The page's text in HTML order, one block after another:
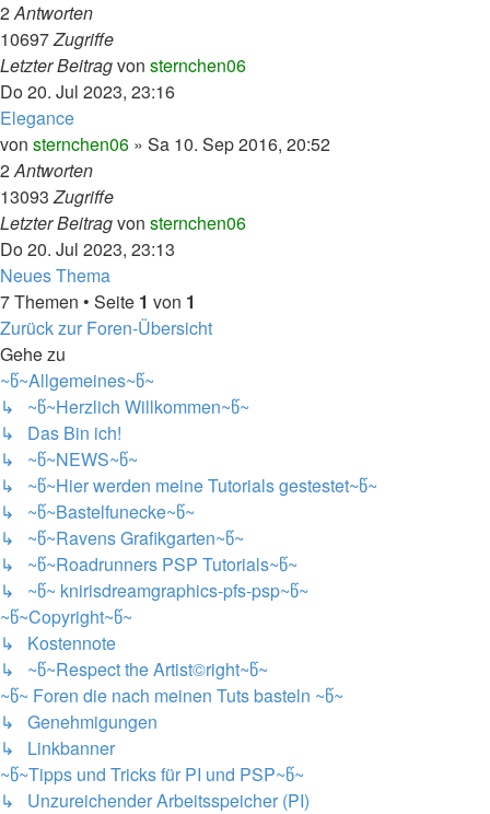
2Antworten
10697Zugriffe
Letzter Beitragvon sternchen06
Do 20. Jul 2023, 23:16
Elegance
von sternchen06 » Sa 10. Sep 2016, 20:52
2Antworten
13093Zugriffe
Letzter Beitragvon sternchen06
Do 20. Jul 2023, 23:13
Neues Thema
7 Themen • Seite 1 von 1
Zurück zur Foren-Übersicht
Gehe zu
~წ~Allgemeines~წ~
↳ ~წ~Herzlich Willkommen~წ~
↳ Das Bin ich!
↳ ~წ~NEWS~წ~
↳ ~წ~Hier werden meine Tutorials gestestet~წ~
↳ ~წ~Bastelfunecke~წ~
↳ ~წ~Ravens Grafikgarten~წ~
↳ ~წ~Roadrunners PSP Tutorials~წ~
↳ ~წ~ knirisdreamgraphics-pfs-psp~წ~
~წ~Copyright~წ~
↳ Kostennote
↳ ~წ~Respect the Artist©right~წ~
~წ~ Foren die nach meinen Tuts basteln ~წ~
↳ Genehmigungen
↳ Linkbanner
~წ~Tipps und Tricks für PI und PSP~წ~
↳ Unzureichender Arbeitsspeicher (PI)